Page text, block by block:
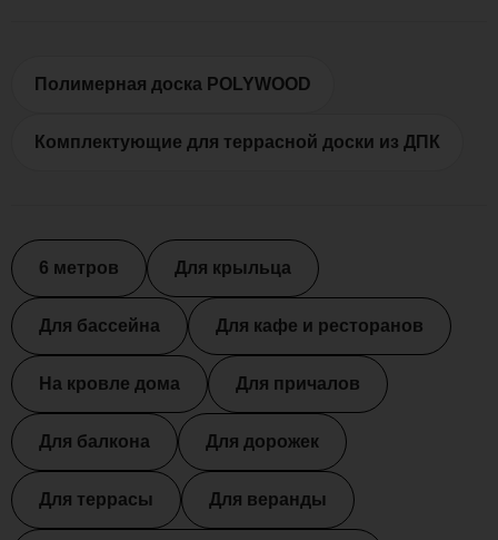
Полимерная доска POLYWOOD
Комплектующие для террасной доски из ДПК
6 метров Для крыльца
Для бассейна Для кафе и ресторанов
На кровле дома Для причалов
Для балкона Для дорожек
Для террасы Для веранды